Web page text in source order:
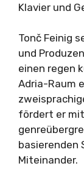
Klavier und
Tonč Feinig
und
einen regen
Adria-Raum
fördert er
basierenden
Miteinander.